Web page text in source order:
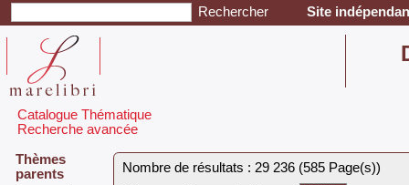
Site
Catalogue Thématique
Recherche avancée
Thèmes
parents
Nombre de résultats : 29 236 (585 Page(s))